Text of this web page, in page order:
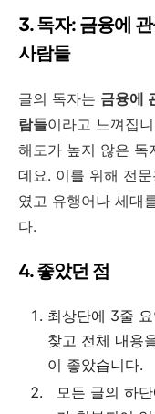
3. 독자: 금융에
사람들
글의 독자는 금융에
람들이라고 느껴집
해도가 높지 않은 독
데요. 이를 위해 전
였고 유행어나 세대
다.
4. 좋았던 점
최상단에 3줄
찾고 전체 내용
이 좋았습니다.
모든 글의 하